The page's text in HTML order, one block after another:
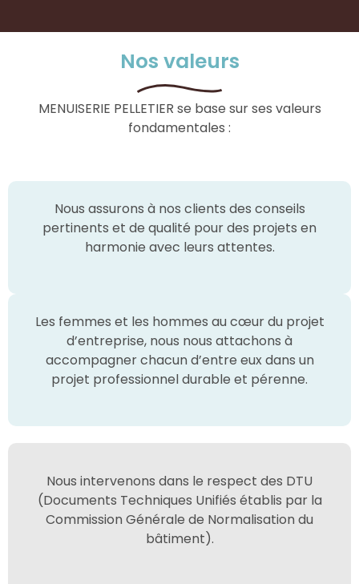
Nos valeurs
MENUISERIE PELLETIER se base sur ses valeurs
fondamentales :
Nous assurons à nos clients des conseils
pertinents et de qualité pour des projets en
harmonie avec leurs attentes.
Les femmes et les hommes au cœur du projet
d’entreprise, nous nous attachons à
accompagner chacun d’entre eux dans un
projet professionnel durable et pérenne.
Nous intervenons dans le respect des DTU
(Documents Techniques Unifiés établis par la
Commission Générale de Normalisation du
bâtiment).